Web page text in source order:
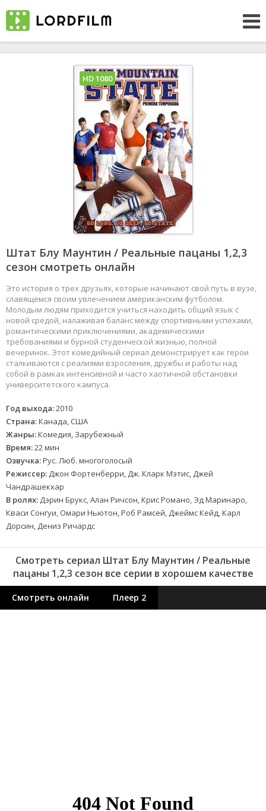
Штат Блу Маунтин / Реальные пацаны 1,2,3
сезон смотреть онлайн
Это история о трех друзьях, которые начинают свой путь в вузе,
славящемся своим увлечением американским футболом.
Молодым людям приходится учиться находить общий язык с
новой средой, налаживая баланс между спортивными успехами,
романтическими приключениями, академическими
требованиями и бурной студенческой жизнью, полной
вечеринок. Этот комедийный сериал демонстрирует как герои
сталкиваются с реалиями взросления, дружбы и работы над
собой в рамках интенсивной и часто хаотичной обстановки
университетского кампуса.
Год выхода:2010
Страна:Канада, США
Жанры:Комедия, Зарубежный
Время:22 мин
Озвучка:Рус. Люб. многоголосый
Режиссер: Джон Фортенберри, Дж. Кларк Мэтис, Джей
Чандрашекхар
В ролях: Дэрин Брукс, Алан Ричсон, Крис Романо, Эд Маринаро,
Кваси Сонгуи, Омари Ньютон, Роб Рамсей, Джеймс Кейд, Карл
Дорсин, Дениз Ричардс
HD 1080
Смотреть сериал Штат Блу Маунтин / Реальные
пацаны 1,2,3 сезон все серии в хорошем качестве
Смотреть онлайн Плеер 2